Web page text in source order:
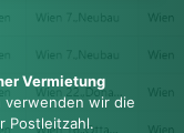
Vermietung
verwenden wir die
Postleitzahl.